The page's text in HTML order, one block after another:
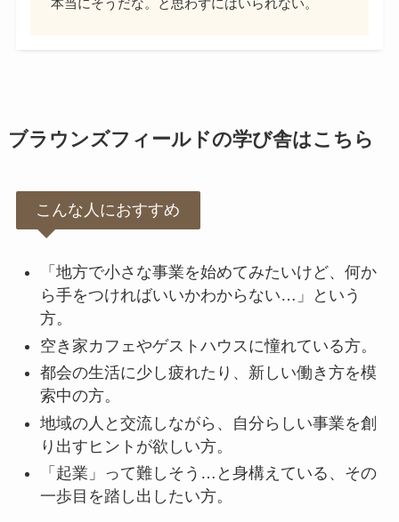
本当にそうだな。と思わずにはいられない。
ブラウンズフィールドの学び舎はこちら
こんな人におすすめ
「地方で小さな事業を始めてみたいけど、何か
ら手をつければいいかわからない…」という
方。
空き家カフェやゲストハウスに憧れている方。
都会の生活に少し疲れたり、新しい働き方を模
索中の方。
地域の人と交流しながら、自分らしい事業を創
り出すヒントが欲しい方。
「起業」って難しそう…と身構えている、その
一歩目を踏し出したい方。